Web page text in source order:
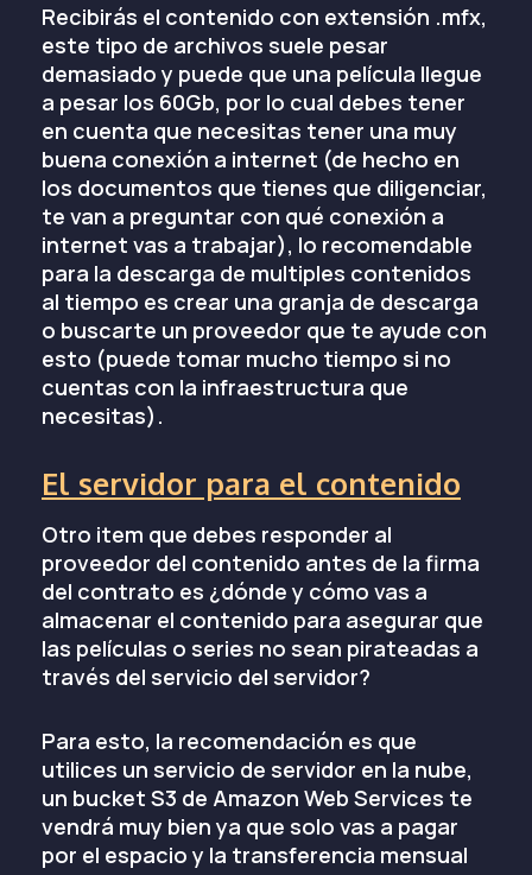
Recibirás el contenido con extensión .mfx,
este tipo de archivos suele pesar
demasiado y puede que una película llegue
a pesar los 60Gb, por lo cual debes tener
en cuenta que necesitas tener una muy
buena conexión a internet (de hecho en
los documentos que tienes que diligenciar,
te van a preguntar con qué conexión a
internet vas a trabajar), lo recomendable
para la descarga de multiples contenidos
al tiempo es crear una granja de descarga
o buscarte un proveedor que te ayude con
esto (puede tomar mucho tiempo si no
cuentas con la infraestructura que
necesitas).
El servidor para el contenido
Otro item que debes responder al
proveedor del contenido antes de la firma
del contrato es ¿dónde y cómo vas a
almacenar el contenido para asegurar que
las películas o series no sean pirateadas a
través del servicio del servidor?
Para esto, la recomendación es que
utilices un servicio de servidor en la nube,
un bucket S3 de Amazon Web Services te
vendrá muy bien ya que solo vas a pagar
por el espacio y la transferencia mensual